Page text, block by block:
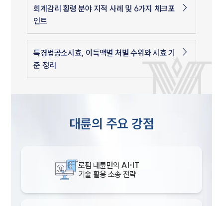
회계감리 횡령 분야 지적 사례 및 6가지 체크포
인트
특경법공소시효, 이득액별 처벌 수위와 시효 기
준 정리
대륜의 주요 강점
로펌 대륜만의 AI·IT
기술 활용 소송 전략